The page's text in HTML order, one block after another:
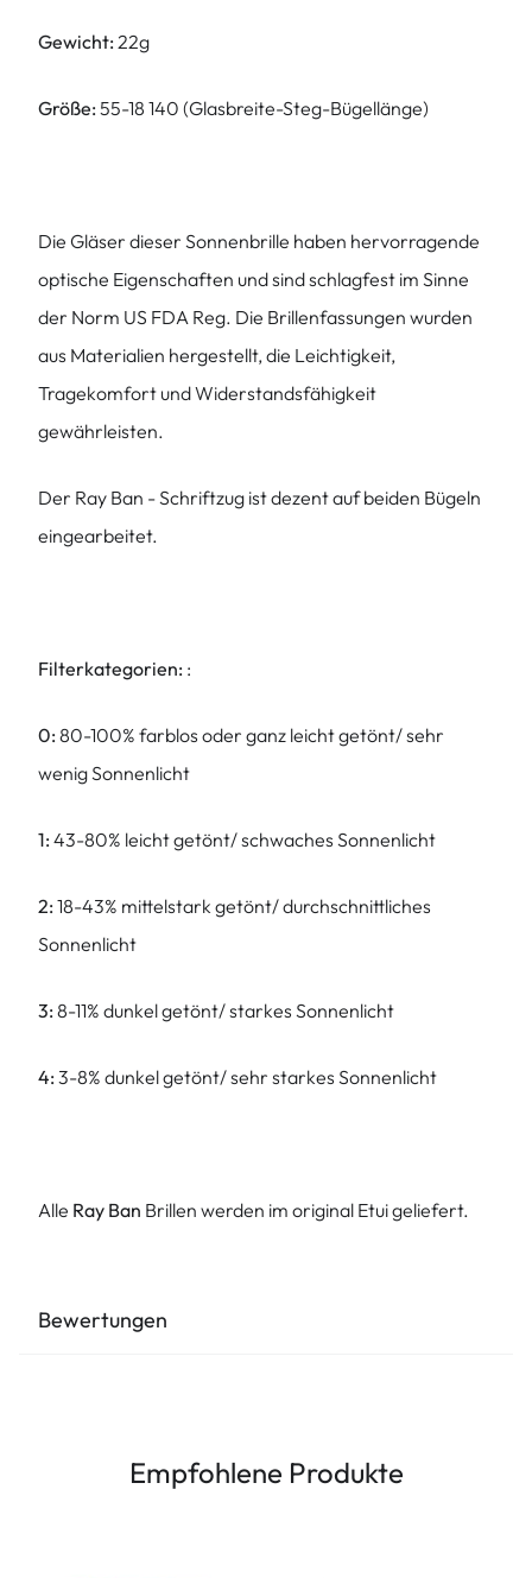
Gewicht: 22g
Größe: 55-18 140 (Glasbreite-Steg-Bügellänge)
Die Gläser dieser Sonnenbrille haben hervorragende
optische Eigenschaften und sind schlagfest im Sinne
der Norm US FDA Reg. Die Brillenfassungen wurden
aus Materialien hergestellt, die Leichtigkeit,
Tragekomfort und Widerstandsfähigkeit
gewährleisten.
Der Ray Ban - Schriftzug ist dezent auf beiden Bügeln
eingearbeitet.
Filterkategorien: :
0: 80-100% farblos oder ganz leicht getönt/ sehr
wenig Sonnenlicht
1: 43-80% leicht getönt/ schwaches Sonnenlicht
2: 18-43% mittelstark getönt/ durchschnittliches
Sonnenlicht
3: 8-11% dunkel getönt/ starkes Sonnenlicht
4: 3-8% dunkel getönt/ sehr starkes Sonnenlicht
Alle Ray Ban Brillen werden im original Etui geliefert.
Bewertungen
Empfohlene Produkte